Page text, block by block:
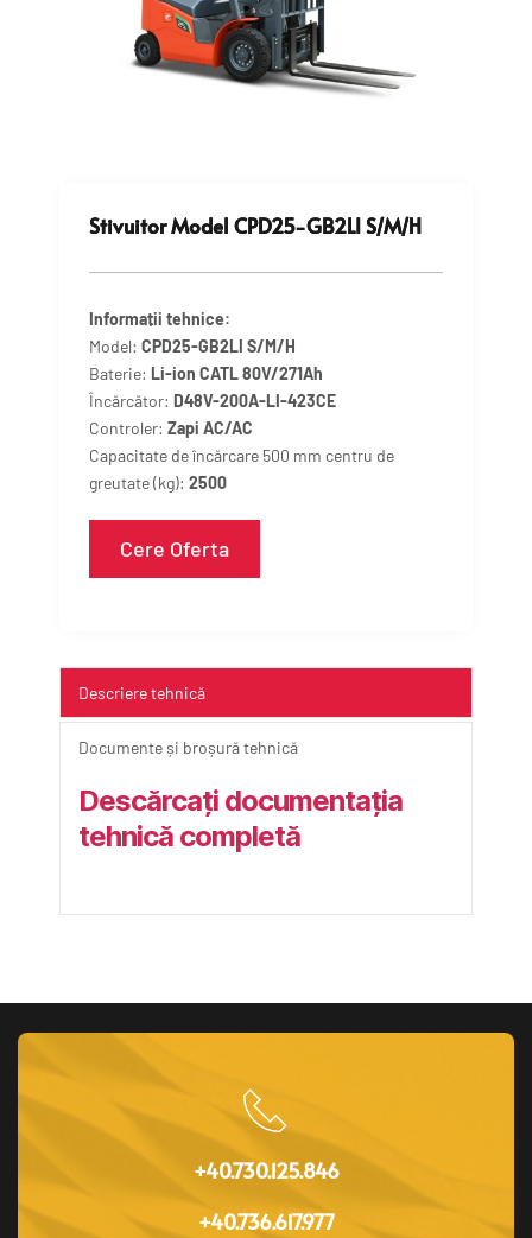
Stivuitor Model CPD25-GB2LI S/M/H
Informații tehnice:
Model: CPD25-GB2LI S/M/H
Baterie: Li-ion CATL 80V/271Ah
Încărcător: D48V-200A-LI-423CE
Controler: Zapi AC/AC
Capacitate de încărcare 500 mm centru de
greutate (kg): 2500
Cere Oferta
Descriere tehnică
Documente și broșură tehnică
Descărcați documentația
tehnică completă
+40.730.125.846
+40.736.617.977